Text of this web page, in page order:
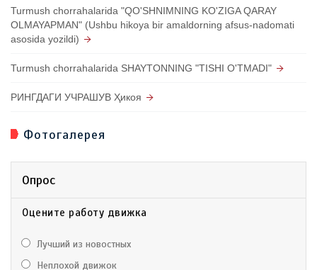
Turmush chorrahalarida "QO'SHNIMNING KO'ZIGA QARAY
OLMAYAPMAN" (Ushbu hikoya bir amaldorning afsus-nadomati
asosida yozildi)
Turmush chorrahalarida SHAYTONNING "TISHI O'TMADI"
РИНГДАГИ УЧРАШУВ Ҳикоя
Фотогалерея
Опрос
Оцените работу движка
Лучший из новостных
Неплохой движок